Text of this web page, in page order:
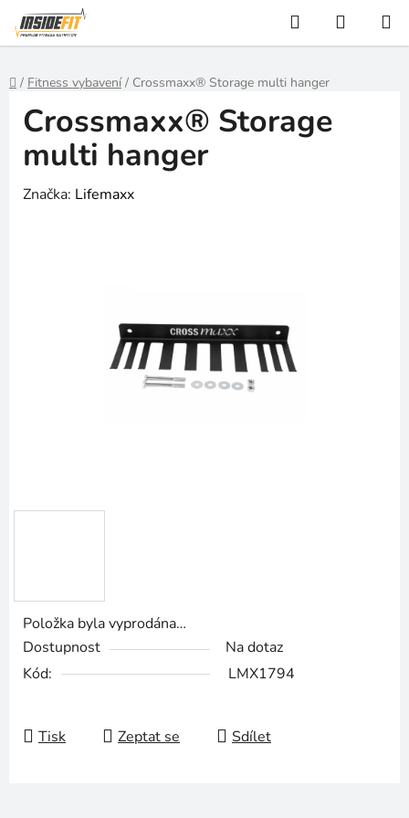
Přejít
na
obsah
Hledat
KOŠÍK
Domů
/ Fitness vybavení / Crossmaxx® Storage multi hanger
Položka byla vyprodána…
Dostupnost
Na dotaz
Kód:
LMX1794
Tisk Zeptat se Sdílet
Crossmaxx® Storage
multi hanger
Značka: Lifemaxx